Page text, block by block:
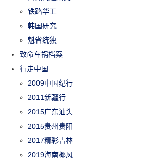
铁路华工
韩国研究
魁省统独
致命车祸档案
行走中国
2009中国纪行
2011新疆行
2015广东汕头
2015贵州贵阳
2017精彩吉林
2019海南椰风